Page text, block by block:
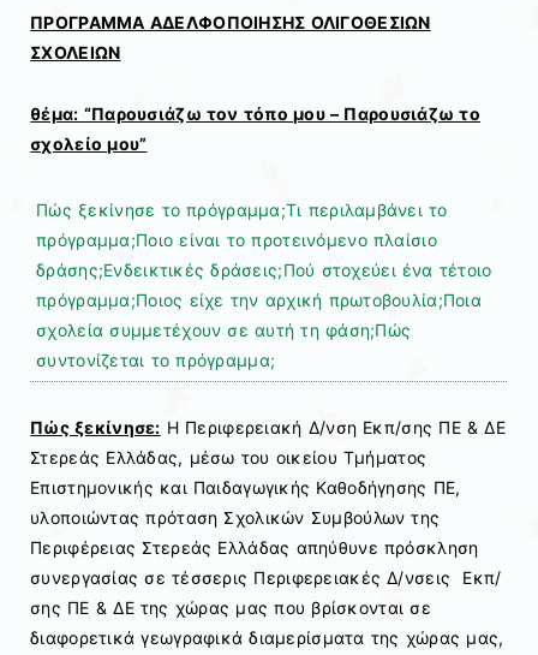
ΠΡΟΓΡΑΜΜΑ ΑΔΕΛΦΟΠΟΙΗΣΗΣ ΟΛΙΓΟΘΕΣΙΩΝ
ΣΧΟΛΕΙΩΝ
θέμα: “Παρουσιάζω τον τόπο μου – Παρουσιάζω το
σχολείο μου”
Πώς ξεκίνησε το πρόγραμμα;Τι περιλαμβάνει το
πρόγραμμα;Ποιο είναι το προτεινόμενο πλαίσιο
δράσης;Ενδεικτικές δράσεις;Πού στοχεύει ένα τέτοιο
πρόγραμμα;Ποιος είχε την αρχική πρωτοβουλία;Ποια
σχολεία συμμετέχουν σε αυτή τη φάση;Πώς
συντονίζεται το πρόγραμμα;
Πώς ξεκίνησε: H Περιφερειακή Δ/νση Εκπ/σης ΠΕ & ΔΕ
Στερεάς Ελλάδας, μέσω του οικείου Τμήματος
Επιστημονικής και Παιδαγωγικής Καθοδήγησης ΠΕ,
υλοποιώντας πρόταση Σχολικών Συμβούλων της
Περιφέρειας Στερεάς Ελλάδας απηύθυνε πρόσκληση
συνεργασίας σε τέσσερις Περιφερειακές Δ/νσεις Εκπ/
σης ΠΕ & ΔΕ της χώρας μας που βρίσκονται σε
διαφορετικά γεωγραφικά διαμερίσματα της χώρας μας,